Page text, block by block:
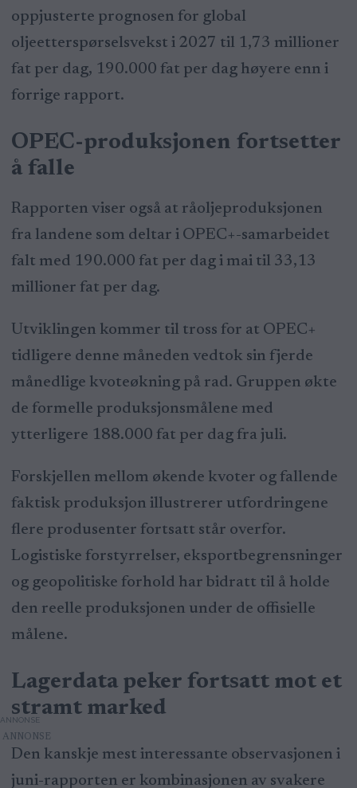
oppjusterte prognosen for global
oljeetterspørselsvekst i 2027 til 1,73 millioner
fat per dag, 190.000 fat per dag høyere enn i
forrige rapport.
OPEC-produksjonen fortsetter
å falle
Rapporten viser også at råoljeproduksjonen
fra landene som deltar i OPEC+-samarbeidet
falt med 190.000 fat per dag i mai til 33,13
millioner fat per dag.
Utviklingen kommer til tross for at OPEC+
tidligere denne måneden vedtok sin fjerde
månedlige kvoteøkning på rad. Gruppen økte
de formelle produksjonsmålene med
ytterligere 188.000 fat per dag fra juli.
Forskjellen mellom økende kvoter og fallende
faktisk produksjon illustrerer utfordringene
flere produsenter fortsatt står overfor.
Logistiske forstyrrelser, eksportbegrensninger
og geopolitiske forhold har bidratt til å holde
den reelle produksjonen under de offisielle
målene.
Lagerdata peker fortsatt mot et
stramt marked
ANNONSE
Den kanskje mest interessante observasjonen i
juni-rapporten er kombinasjonen av svakere